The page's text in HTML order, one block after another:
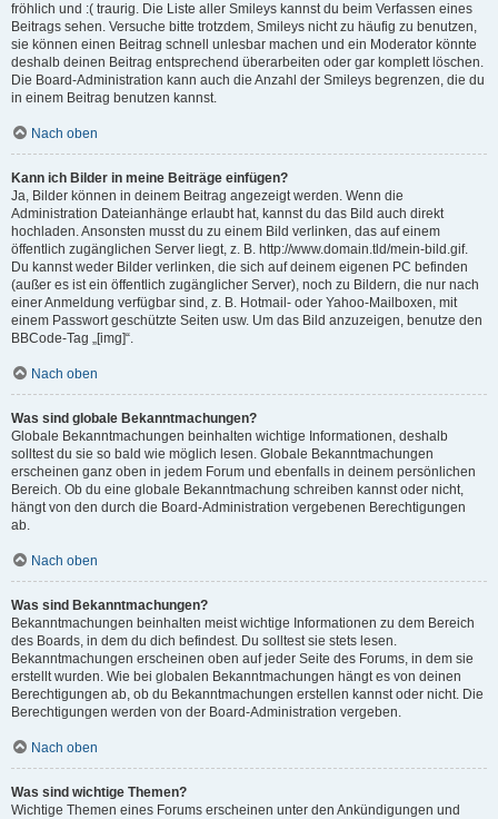
fröhlich und :( traurig. Die Liste aller Smileys kannst du beim Verfassen eines
Beitrags sehen. Versuche bitte trotzdem, Smileys nicht zu häufig zu benutzen,
sie können einen Beitrag schnell unlesbar machen und ein Moderator könnte
deshalb deinen Beitrag entsprechend überarbeiten oder gar komplett löschen.
Die Board-Administration kann auch die Anzahl der Smileys begrenzen, die du
in einem Beitrag benutzen kannst.
Nach oben
Kann ich Bilder in meine Beiträge einfügen?
Ja, Bilder können in deinem Beitrag angezeigt werden. Wenn die
Administration Dateianhänge erlaubt hat, kannst du das Bild auch direkt
hochladen. Ansonsten musst du zu einem Bild verlinken, das auf einem
öffentlich zugänglichen Server liegt, z. B. http://www.domain.tld/mein-bild.gif.
Du kannst weder Bilder verlinken, die sich auf deinem eigenen PC befinden
(außer es ist ein öffentlich zugänglicher Server), noch zu Bildern, die nur nach
einer Anmeldung verfügbar sind, z. B. Hotmail- oder Yahoo-Mailboxen, mit
einem Passwort geschützte Seiten usw. Um das Bild anzuzeigen, benutze den
BBCode-Tag „[img]“.
Nach oben
Was sind globale Bekanntmachungen?
Globale Bekanntmachungen beinhalten wichtige Informationen, deshalb
solltest du sie so bald wie möglich lesen. Globale Bekanntmachungen
erscheinen ganz oben in jedem Forum und ebenfalls in deinem persönlichen
Bereich. Ob du eine globale Bekanntmachung schreiben kannst oder nicht,
hängt von den durch die Board-Administration vergebenen Berechtigungen
ab.
Nach oben
Was sind Bekanntmachungen?
Bekanntmachungen beinhalten meist wichtige Informationen zu dem Bereich
des Boards, in dem du dich befindest. Du solltest sie stets lesen.
Bekanntmachungen erscheinen oben auf jeder Seite des Forums, in dem sie
erstellt wurden. Wie bei globalen Bekanntmachungen hängt es von deinen
Berechtigungen ab, ob du Bekanntmachungen erstellen kannst oder nicht. Die
Berechtigungen werden von der Board-Administration vergeben.
Nach oben
Was sind wichtige Themen?
Wichtige Themen eines Forums erscheinen unter den Ankündigungen und